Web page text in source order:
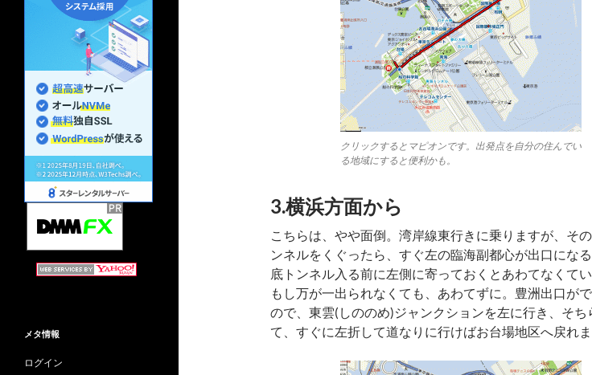
クリックするとマピオンです。出発点を自分の住んでい
る地域にすると便利かも。
3.横浜方面から
こちらは、やや面倒。湾岸線東行きに乗りますが、そ
ンネルをくぐったら、すぐ左の臨海副都心が出口にな
底トンネル入る前に左側に寄っておくとあわてなくてい
もし万が一出られなくても、あわてずに。豊洲出口が
ので、東雲(しののめ)ジャンクションを左に行き、そち
て、すぐに左折して道なりに行けばお台場地区へ戻れま
メタ情報
ログイン